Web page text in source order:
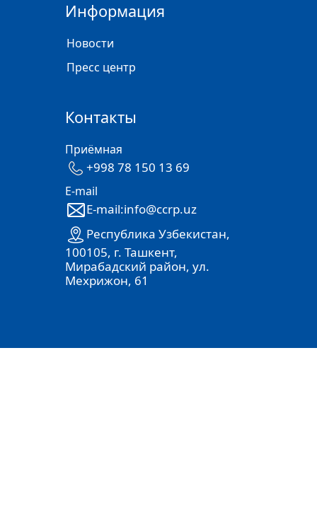
Информация
Новости
Пресс центр
Контакты
Приёмная
+998 78 150 13 69
E-mail
E-mail:info@ccrp.uz
Республика Узбекистан,
100105, г. Ташкент,
Мирабадский район, ул.
Мехрижон, 61